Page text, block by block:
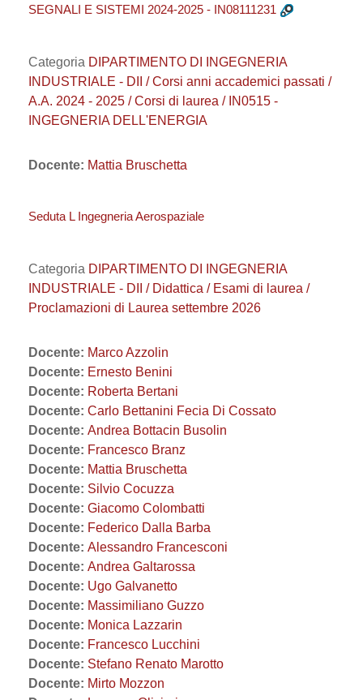
SEGNALI E SISTEMI 2024-2025 - IN08111231
Categoria DIPARTIMENTO DI INGEGNERIA
INDUSTRIALE - DII / Corsi anni accademici passati /
A.A. 2024 - 2025 / Corsi di laurea / IN0515 -
INGEGNERIA DELL'ENERGIA
Docente: Mattia Bruschetta
Seduta L Ingegneria Aerospaziale
Categoria DIPARTIMENTO DI INGEGNERIA
INDUSTRIALE - DII / Didattica / Esami di laurea /
Proclamazioni di Laurea settembre 2026
Docente: Marco Azzolin
Docente: Ernesto Benini
Docente: Roberta Bertani
Docente: Carlo Bettanini Fecia Di Cossato
Docente: Andrea Bottacin Busolin
Docente: Francesco Branz
Docente: Mattia Bruschetta
Docente: Silvio Cocuzza
Docente: Giacomo Colombatti
Docente: Federico Dalla Barba
Docente: Alessandro Francesconi
Docente: Andrea Galtarossa
Docente: Ugo Galvanetto
Docente: Massimiliano Guzzo
Docente: Monica Lazzarin
Docente: Francesco Lucchini
Docente: Stefano Renato Marotto
Docente: Mirto Mozzon